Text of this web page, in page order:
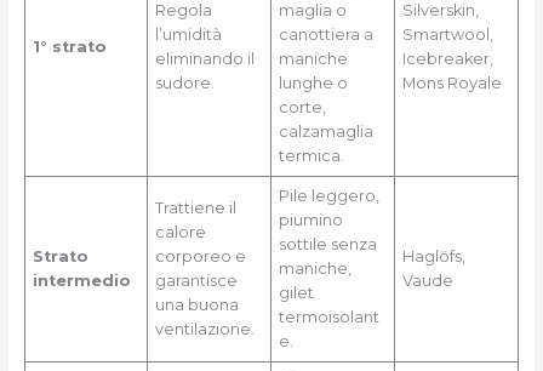
1° strato
Regola
l’umidità
eliminando il
sudore.
maglia o
canottiera a
maniche
lunghe o
corte,
calzamaglia
termica.
Silverskin,
Smartwool,
Icebreaker,
Mons Royale
Strato
intermedio
Trattiene il
calore
corporeo e
garantisce
una buona
ventilazione.
Pile leggero,
piumino
sottile senza
maniche,
gilet
termoisolant
e.
Haglöfs,
Vaude